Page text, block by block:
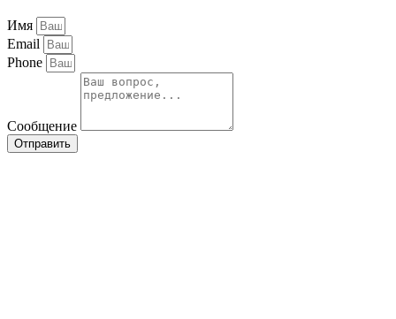
Имя
Email
Phone
Сообщение
Отправить